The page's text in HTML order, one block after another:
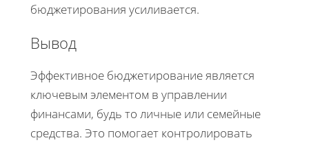
бюджетирования усиливается.
Вывод
Эффективное бюджетирование является
ключевым элементом в управлении
финансами, будь то личные или семейные
средства. Это помогает контролировать